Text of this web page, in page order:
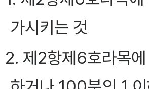
가시키는 것
2. 제2항제6호라목